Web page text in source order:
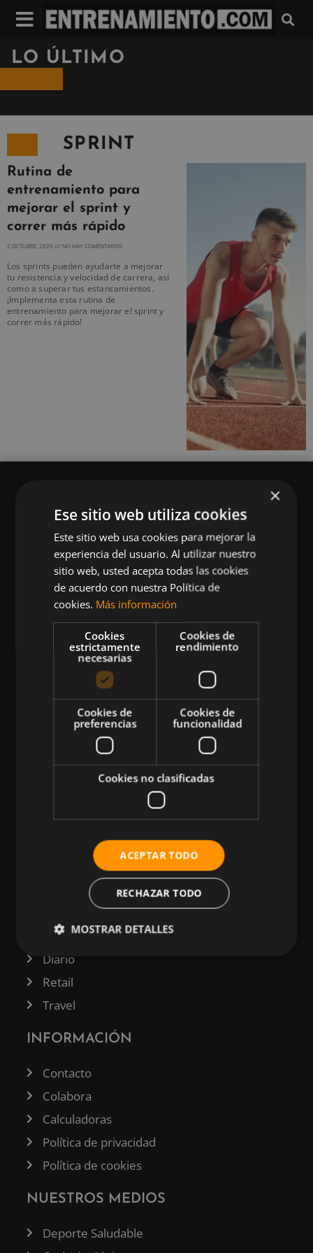
LO ÚLTIMO
SPRINT
Rutina de
entrenamiento para
mejorar el sprint y
correr más rápido
2 OCTUBRE, 2020 NO HAY COMENTARIOS
Los sprints pueden ayudarte a mejorar
tu resistencia y velocidad de carrera, así
como a superar tus estancamientos.
¡Implementa esta rutina de
entrenamiento para mejorar el sprint y
correr más rápido!
Queremos mantenerte al día en temas de
deportes, fitness, nutrición, salud, recetas
saludables y tecnología aplicada al deporte y la
vida sana.
CATEGORÍAS
Atletismo
Musculación
Más Deportes
Tecnología
Diario
Retail
Travel
INFORMACIÓN
Contacto
Colabora
Calculadoras
Política de privacidad
Política de cookies
NUESTROS MEDIOS
Deporte Saludable
×
Ese sitio web utiliza cookies
Este sitio web usa cookies para mejorar la
experiencia del usuario. Al utilizar nuestro
sitio web, usted acepta todas las cookies
de acuerdo con nuestra Política de
cookies. Más información
Cookies
estrictamente
necesarias
Cookies de
rendimiento
Cookies de
preferencias
Cookies de
funcionalidad
Cookies no clasificadas
ACEPTAR TODO
RECHAZAR TODO
MOSTRAR DETALLES